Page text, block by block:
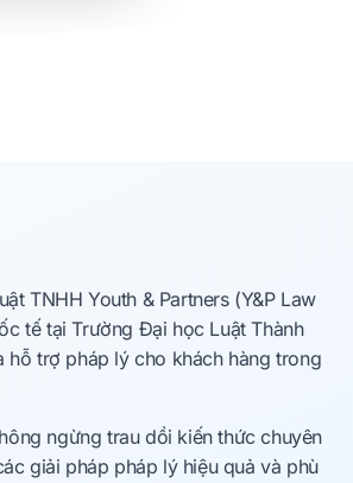
TNHH Youth & Partners (Y&P Law
tế tại Trường Đại học Luật Thành
hỗ trợ pháp lý cho khách hàng trong
ngừng trau dồi kiến thức chuyên
giải pháp pháp lý hiệu quả và phù